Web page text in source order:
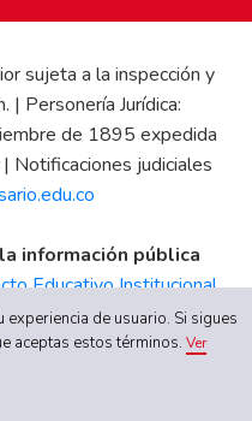
sujeta a la inspección y
| Personería Jurídica:
de 1895 expedida
Notificaciones judiciales
información pública
Educativo Institucional
Estadístico|Régimen
|Código de Ética|Canal
UR
de usuario. Si sigues
aceptas estos términos.Ver